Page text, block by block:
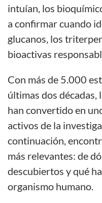
intuían, los
a confirmar cuando
glucanos, los
bioactivas
Con más de 5.000
últimas dos décadas,
han convertido en
activos de la
continuación,
más relevantes: de
descubiertos y qué
organismo humano.